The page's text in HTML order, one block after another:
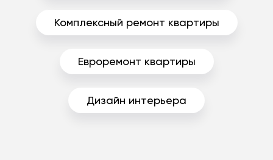
Комплексный ремонт квартиры
Евроремонт квартиры
Дизайн интерьера